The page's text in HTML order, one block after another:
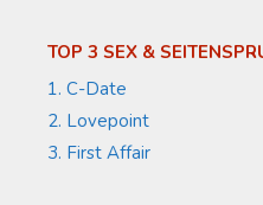
TOP 3 SEX &
1. C-Date
2. Lovepoint
3. First Affair